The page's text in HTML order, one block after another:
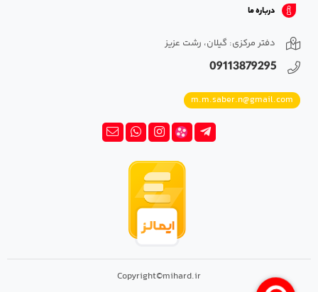
درباره ما
دفتر مرکزی: گیلان، رشت عزیز
09113879295
m.m.saber.n@gmail.com
Copyright©mihard.ir